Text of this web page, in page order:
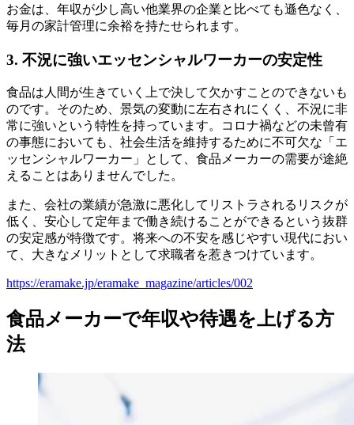
お金は、年収が少し高い他業界の企業と比べても遜色なく、
毎月の家計管理に余裕を持たせられます。
3. 不況に強いエッセンシャルワーカーの安定性
食品は人間が生きていく上で決して欠かすことのできないも
のです。そのため、景気の変動に左右されにくく、不況に非
常に強いという特性を持っています。コロナ禍などの未曾有
の事態においても、社会生活を維持するために不可欠な「エ
ッセンシャルワーカー」として、食品メーカーの需要が途絶
えることはありませんでした。
また、会社の業績が急激に悪化してリストラされるリスクが
低く、安心して定年まで働き続けることができるという抜群
の安定感が特徴です。将来への不安を感じやすい現代におい
て、大きなメリットとして求職者を惹きつけています。
https://eramake.jp/eramake_magazine/articles/002
食品メーカーで年収や待遇を上げる方
法